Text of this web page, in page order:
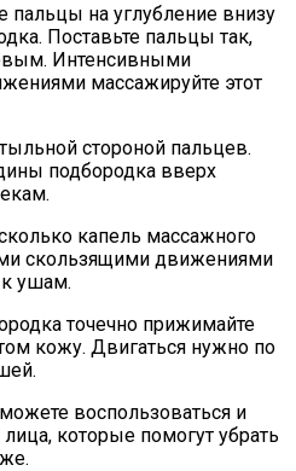
пальцы на углубление внизу
Поставьте пальцы так,
Интенсивными
массажируйте этот
стороной пальцев.
подбородка вверх
капель массажного
скользящими движениями
к ушам.
точечно прижимайте
кожу. Двигаться нужно по
воспользоваться и
которые помогут убрать